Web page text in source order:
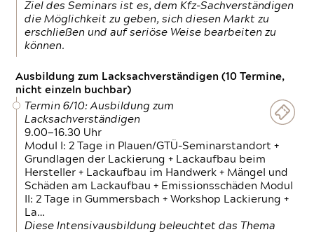
Ziel des Seminars ist es, dem Kfz-Sachverständigen
die Möglichkeit zu geben, sich diesen Markt zu
erschließen und auf seriöse Weise bearbeiten zu
können.
Ausbildung zum Lacksachverständigen (10 Termine,
nicht einzeln buchbar)
Termin 6/10: Ausbildung zum
Lacksachverständigen
9.00—16.30 Uhr
Modul I: 2 Tage in Plauen/GTÜ-Seminarstandort +
Grundlagen der Lackierung + Lackaufbau beim
Hersteller + Lackaufbau im Handwerk + Mängel und
Schäden am Lackaufbau + Emissionsschäden Modul
II: 2 Tage in Gummersbach + Workshop Lackierung +
La…
Diese Intensivausbildung beleuchtet das Thema